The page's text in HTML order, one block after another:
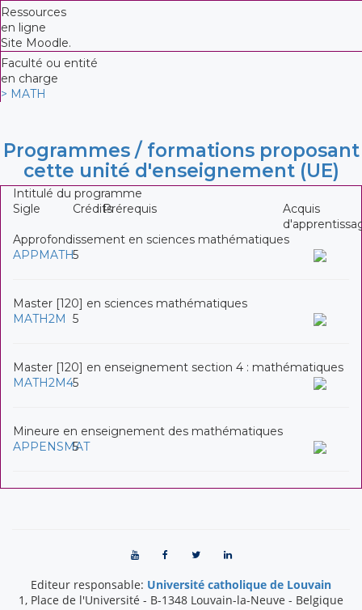
Ressources
en ligne
Site Moodle.
Faculté ou entité
en charge
> MATH
Programmes / formations proposant
cette unité d'enseignement (UE)
Intitulé du programme
Sigle
CréditsPrérequis
Acquis
Approfondissement en sciences mathématiques
APPMATH5
Master [120] en sciences mathématiques
MATH2M 5
Master [120] en enseignement section 4 : mathématiques
MATH2M45
Mineure en enseignement des mathématiques
APPENSMAT
5
Editeur responsable: Université catholique de Louvain
1, Place de l'Université - B-1348 Louvain-la-Neuve - Belgique